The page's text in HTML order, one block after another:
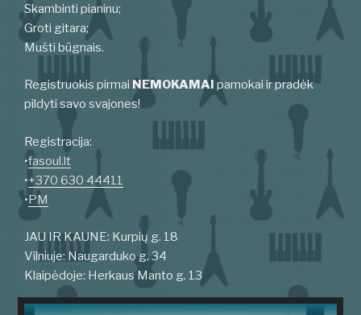
Skambinti pianinu;
Groti gitara;
Mušti būgnais.
Registruokis pirmai NEMOKAMAI pamokai ir pradėk
pildyti savo svajones!
Registracija:
•fasoul.lt
•+370 630 44411
•PM
JAU IR KAUNE: Kurpių g. 18
Vilniuje: Naugarduko g. 34
Klaipėdoje: Herkaus Manto g. 13